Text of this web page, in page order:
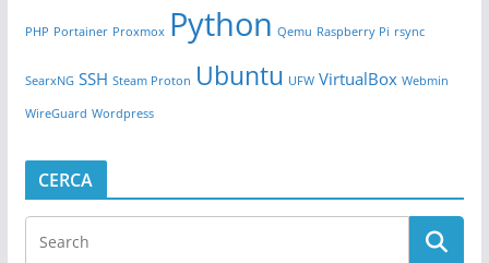
PHP Portainer Proxmox Python Qemu Raspberry Pi rsync
SearxNG SSH Steam Proton Ubuntu UFW VirtualBox Webmin
WireGuard Wordpress
CERCA